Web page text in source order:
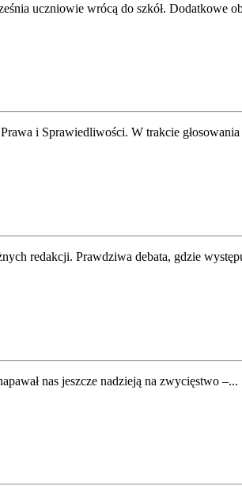
uczniowie wrócą do szkół. Dodatkowe
i Sprawiedliwości. W trakcie głosowania
redakcji. Prawdziwa debata, gdzie
nas jeszcze nadzieją na zwycięstwo –...